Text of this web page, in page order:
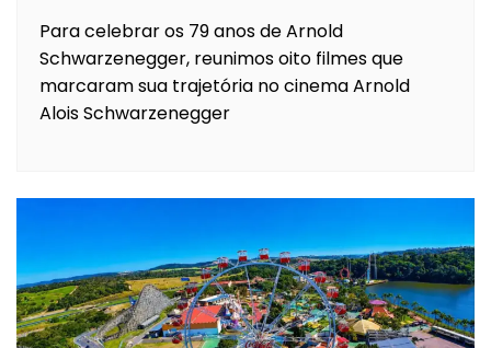
Para celebrar os 79 anos de Arnold
Schwarzenegger, reunimos oito filmes que
marcaram sua trajetória no cinema Arnold
Alois Schwarzenegger